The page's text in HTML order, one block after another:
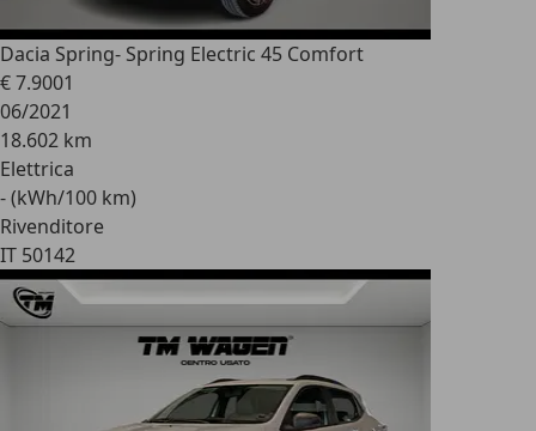
Dacia Spring- Spring Electric 45 Comfort
€ 7.9001
06/2021
18.602 km
Elettrica
- (kWh/100 km)
Rivenditore
IT 50142